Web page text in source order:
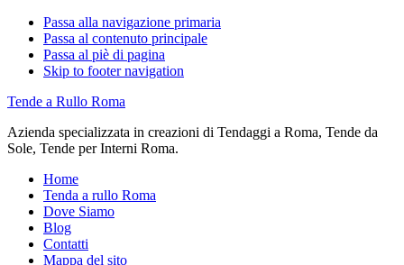
Passa alla navigazione primaria
Passa al contenuto principale
Passa al piè di pagina
Skip to footer navigation
Tende a Rullo Roma
Azienda specializzata in creazioni di Tendaggi a Roma, Tende da
Sole, Tende per Interni Roma.
Home
Tenda a rullo Roma
Dove Siamo
Blog
Contatti
Mappa del sito